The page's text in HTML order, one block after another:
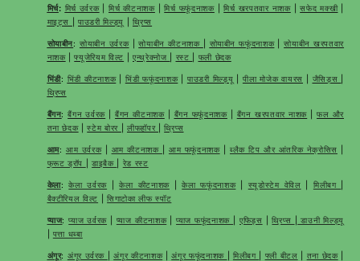
मिर्च: मिर्च उर्वरक|मिर्च कीटनाशक|मिर्च फफूंदनाशक|मिर्च खरपतवार नाशक|सफेद मक्खी|
माइट्स
|पाउडरी मिल्ड्यू |थ्रिप्स
सोयाबीन: सोयाबीन उर्वरक|सोयाबीन कीटनाशक सोयाबीन फफूंदनाशक|सोयाबीन खरपतवार
नाशक|फ्यूजेरियम विल्ट |एन्थ्रेक्नोज रस्ट फली छेदक
भिंडी: भिंडी कीटनाशक| भिंडी फफूंदनाशक| पाउडरी मिल्ड्यू पीला मोजेक वायरस जैसिड्स
थ्रिप्स
बैंगन:बैंगन उर्वरक |बैंगन कीटनाशक| बैंगन फफूंदनाशक| बैंगन खरपतवार नाशक |फल और
तना छेदक|स्टेम बोरर |लीफहॉपर |थ्रिप्स
आम: आम उर्वरक| आम कीटनाशक आम फफूंदनाशक| ब्लैक टिप और आंतरिक नेक्रोसिस
फ्रूट ड्रॉप
|डाइबैक रेड रस्ट
केला:केला उर्वरक |केला कीटनाशक|केला फफूंदनाशक| स्यूडोस्टेम वेविल मिलीबग
बैक्टीरियल विल्ट |सिगाटोका लीफ स्पॉट
प्याज:प्याज उर्वरक| प्याज कीटनाशक|प्याज फफूंदनाशक एफिड्स |थ्रिप्स
डाउनी मिल्ड्यू
पत्ता धब्बा
अंगूर: अंगूर उर्वरक |अंगूर कीटनाशक|अंगूर फफूंदनाशक मिलीबग फ्ली बीटल तना छेदक|